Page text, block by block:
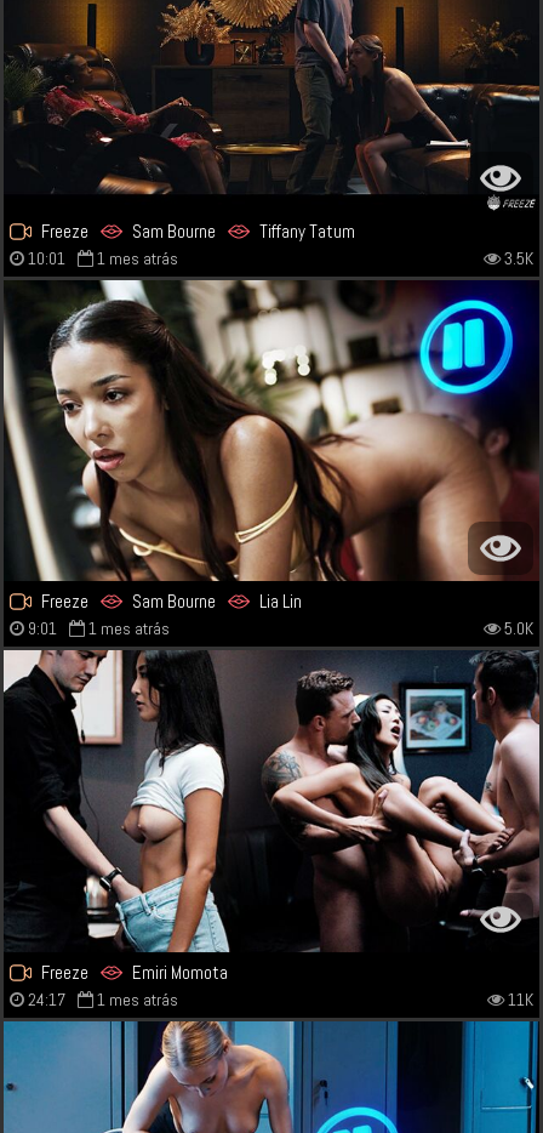
Freeze Sam Bourne Tiffany Tatum
10:01 1 mes atrás 3.5K
Freeze Sam Bourne Lia Lin
9:01 1 mes atrás 5.0K
Freeze Emiri Momota
24:17 1 mes atrás 11K